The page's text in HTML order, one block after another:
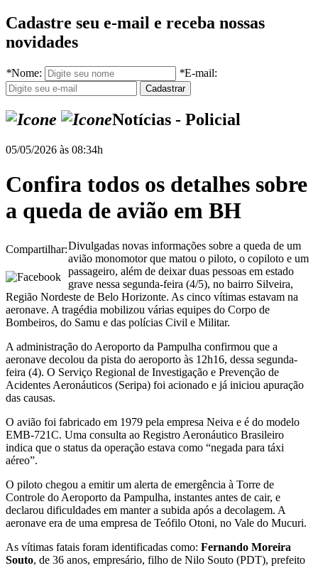
Cadastre seu e-mail e receba nossas
novidades
*Nome: *E-mail:
Notícias - Policial
05/05/2026 às 08:34h
Confira todos os detalhes sobre
a queda de avião em BH
Compartilhar:Divulgadas novas informações sobre a queda de um
avião monomotor que matou o piloto, o copiloto e um
passageiro, além de deixar duas pessoas em estado
grave nessa segunda-feira (4/5), no bairro Silveira,
Região Nordeste de Belo Horizonte. As cinco vítimas estavam na
aeronave. A tragédia mobilizou várias equipes do Corpo de
Bombeiros, do Samu e das polícias Civil e Militar.
A administração do Aeroporto da Pampulha confirmou que a
aeronave decolou da pista do aeroporto às 12h16, dessa segunda-
feira (4). O Serviço Regional de Investigação e Prevenção de
Acidentes Aeronáuticos (Seripa) foi acionado e já iniciou apuração
das causas.
O avião foi fabricado em 1979 pela empresa Neiva e é do modelo
EMB-721C. Uma consulta ao Registro Aeronáutico Brasileiro
indica que o status da operação estava como “negada para táxi
aéreo”.
O piloto chegou a emitir um alerta de emergência à Torre de
Controle do Aeroporto da Pampulha, instantes antes de cair, e
declarou dificuldades em manter a subida após a decolagem. A
aeronave era de uma empresa de Teófilo Otoni, no Vale do Mucuri.
As vítimas fatais foram identificadas como: Fernando Moreira
Souto, de 36 anos, empresário, filho de Nilo Souto (PDT), prefeito